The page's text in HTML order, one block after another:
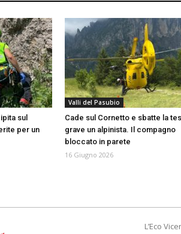
sul
per un
Valli del Pasubio
Cade sul Cornetto e sbatte la
grave un alpinista. Il compagno
bloccato in parete
16 Giugno 2026
L’Eco